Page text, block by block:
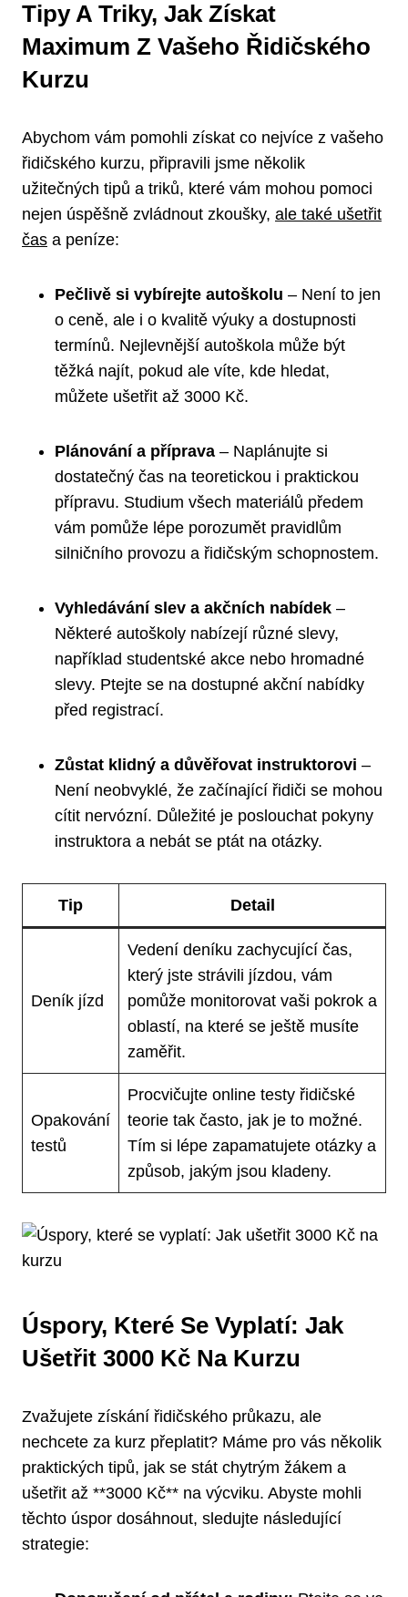
Tipy A Triky, Jak Získat
Maximum Z Vašeho Řidičského
Kurzu
Abychom vám pomohli získat co nejvíce z vašeho
řidičského kurzu, připravili jsme několik
užitečných tipů a triků, které vám mohou pomoci
nejen úspěšně zvládnout zkoušky, ale také ušetřit
čas a peníze:
Pečlivě si vybírejte autoškolu – Není to jen
o ceně, ale i o kvalitě výuky a dostupnosti
termínů. Nejlevnější autoškola může být
těžká najít, pokud ale víte, kde hledat,
můžete ušetřit až 3000 Kč.
Plánování a příprava – Naplánujte si
dostatečný čas na teoretickou i praktickou
přípravu. Studium všech materiálů předem
vám pomůže lépe porozumět pravidlům
silničního provozu a řidičským schopnostem.
Vyhledávání slev a akčních nabídek –
Některé autoškoly nabízejí různé slevy,
například studentské akce nebo hromadné
slevy. Ptejte se na dostupné akční nabídky
před registrací.
Zůstat klidný a důvěřovat instruktorovi –
Není neobvyklé, že začínající řidiči se mohou
cítit nervózní. Důležité je poslouchat pokyny
instruktora a nebát se ptát na otázky.
Tip Detail
Deník jízd
Vedení deníku zachycující čas,
který jste strávili jízdou, vám
pomůže monitorovat vaši pokrok a
oblastí, na které se ještě musíte
zaměřit.
Opakování
testů
Procvičujte online testy řidičské
teorie tak často, jak je to možné.
Tím si lépe zapamatujete otázky a
způsob, jakým jsou kladeny.
Úspory, Které Se Vyplatí: Jak
Ušetřit 3000 Kč Na Kurzu
Zvažujete získání řidičského průkazu, ale
nechcete za kurz přeplatit? Máme pro vás několik
praktických tipů, jak se stát chytrým žákem a
ušetřit až **3000 Kč** na výcviku. Abyste mohli
těchto úspor dosáhnout, sledujte následující
strategie: